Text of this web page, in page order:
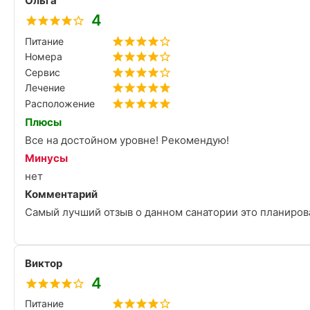
вернусь снова. Спасибо руководству санатория,
4
Питание
Номера
Сервис
Лечение
Расположение
Плюсы
Все на достойном уровне! Рекомендую!
Минусы
нет
Комментарий
Самый лучший отзыв о данном санатории это
Виктор
4
Питание